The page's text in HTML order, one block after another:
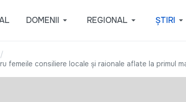
DOMENII REGIONAL ȘTIRI
femeile consiliere locale și raionale aflate la primul